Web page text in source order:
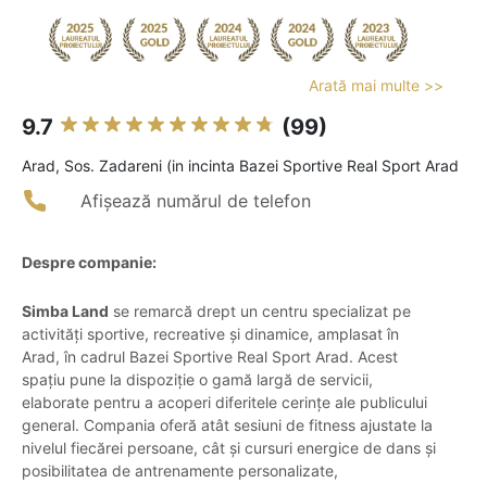
Arată mai multe >>
9.7 (99)
Arad, Sos. Zadareni (in incinta Bazei Sportive Real Sport Arad
Afișează numărul de telefon
Despre companie:
Simba Land se remarcă drept un centru specializat pe
activități sportive, recreative și dinamice, amplasat în
Arad, în cadrul Bazei Sportive Real Sport Arad. Acest
spațiu pune la dispoziție o gamă largă de servicii,
elaborate pentru a acoperi diferitele cerințe ale publicului
general. Compania oferă atât sesiuni de fitness ajustate la
nivelul fiecărei persoane, cât și cursuri energice de dans și
posibilitatea de antrenamente personalizate,